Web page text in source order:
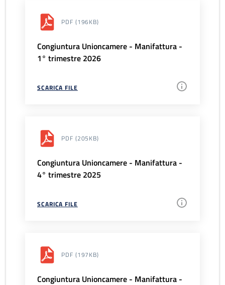
PDF (196KB)
Congiuntura Unioncamere - Manifattura -
1° trimestre 2026
SCARICA FILE
PDF (205KB)
Congiuntura Unioncamere - Manifattura -
4° trimestre 2025
SCARICA FILE
PDF (197KB)
Congiuntura Unioncamere - Manifattura -